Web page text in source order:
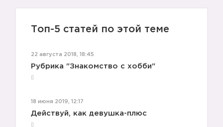
Топ-5 статей по этой теме
22 августа 2018, 18:45
Рубрика "Знакомство с хобби"
18 июня 2019, 12:17
Действуй, как девушка-плюс